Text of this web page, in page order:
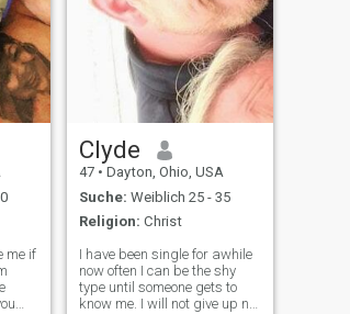
me if
Clyde
47 • Dayton, Ohio, USA
Suche: Weiblich 25 - 35
Religion: Christ
I have been single for awhile
now often I can be the shy
type until someone gets to
know me. I will not give up no